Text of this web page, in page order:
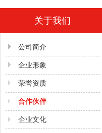
关于我们
公司简介
企业形象
荣誉资质
合作伙伴
企业文化